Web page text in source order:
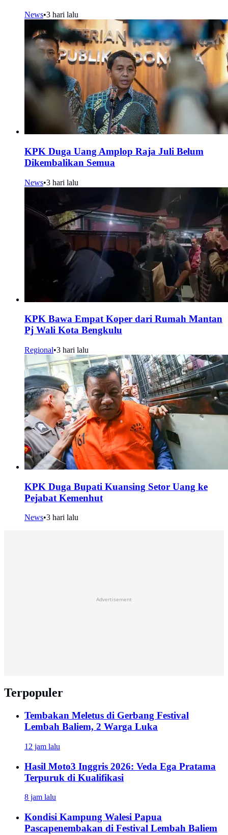
News•3 hari lalu
KPK Duga Uang Amplop Raja Juli Belum
Dikembalikan Semua
News•3 hari lalu
KPK Bawa Empat Koper dari Rumah Mantan
Pj Wali Kota Bengkulu
Regional•3 hari lalu
KPK Duga Bupati Kuansing Setor Uang ke
Pejabat Kemenhut
News•3 hari lalu
Advertisement
Terpopuler
Tembakan Meletus di Gerbang Festival
Lembah Baliem, 2 Warga Luka
12 jam lalu
Hasil Moto3 Inggris 2026: Veda Ega Pratama
Terpuruk di Kualifikasi
8 jam lalu
Kondisi Kampung Walesi Papua
Pascapenembakan di Festival Lembah Baliem